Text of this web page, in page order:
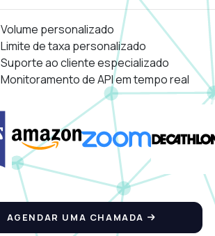
Volume personalizado
Limite de taxa personalizado
Suporte ao cliente especializado
Monitoramento de API em tempo real
AGENDAR UMA CHAMADA